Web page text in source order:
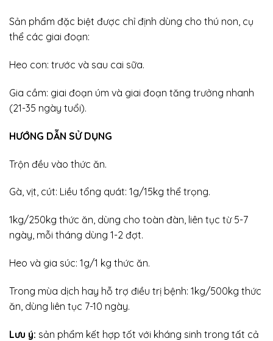
Sản phẩm đặc biệt được chỉ định dùng cho thú non, cụ
thể các giai đoạn:
Heo con: trước và sau cai sữa.
Gia cầm: giai đoạn úm và giai đoạn tăng trưởng nhanh
(21-35 ngày tuổi).
HƯỚNG DẪN SỬ DỤNG
Trộn đều vào thức ăn.
Gà, vịt, cút: Liều tổng quát: 1g/15kg thể trọng.
1kg/250kg thức ăn, dùng cho toàn đàn, liên tục từ 5-7
ngày, mỗi tháng dùng 1-2 đợt.
Heo và gia súc: 1g/1 kg thức ăn.
Trong mùa dịch hay hỗ trợ điều trị bệnh: 1kg/500kg thức
ăn, dùng liên tục 7-10 ngày.
Lưu ý: sản phẩm kết hợp tốt với kháng sinh trong tất cả